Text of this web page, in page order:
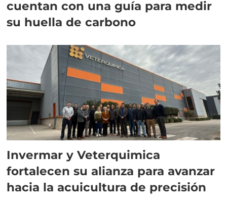
cuentan con una guía para medir
su huella de carbono
Invermar y Veterquimica
fortalecen su alianza para avanzar
hacia la acuicultura de precisión